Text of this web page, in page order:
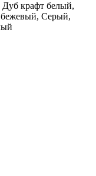
Дуб крафт белый,
бежевый, Серый,